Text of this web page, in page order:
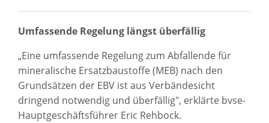
Umfassende Regelung längst überfällig
„Eine umfassende Regelung zum Abfallende für
mineralische Ersatzbaustoffe (MEB) nach den
Grundsätzen der EBV ist aus Verbändesicht
dringend notwendig und überfällig", erklärte bvse-
Hauptgeschäftsführer Eric Rehbock.